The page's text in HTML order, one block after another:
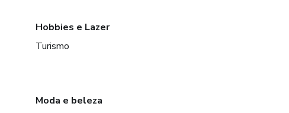
Hobbies e Lazer
Turismo
Moda e beleza